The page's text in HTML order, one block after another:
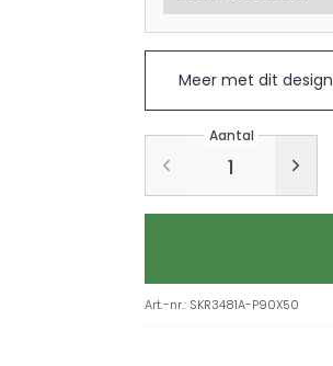
Meer met dit design
Aantal
Art.-nr.: SKR3481A-P90X50